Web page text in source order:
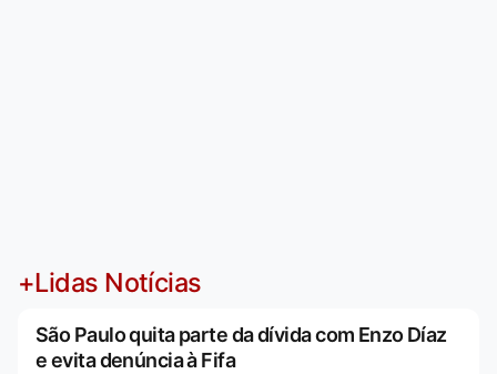
+Lidas Notícias
São Paulo quita parte da dívida com Enzo Díaz
e evita denúncia à Fifa